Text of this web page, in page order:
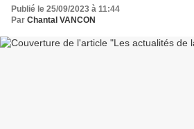
Publié le 25/09/2023 à 11:44
Par Chantal VANCON